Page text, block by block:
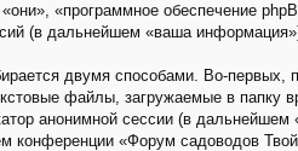
«программное обеспечение
(в дальнейшем «ваша
двумя способами. Во-первых,
файлы, загружаемые в папку
анонимной сессии (в
конференции «Форум садоводов